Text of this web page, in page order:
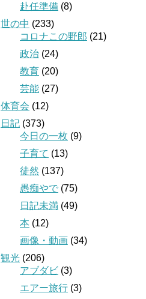
赴任準備 (8)
世の中 (233)
コロナこの野郎 (21)
政治 (24)
教育 (20)
芸能 (27)
体育会 (12)
日記 (373)
今日の一枚 (9)
子育て (13)
徒然 (137)
愚痴やで (75)
日記未満 (49)
本 (12)
画像・動画 (34)
観光 (206)
アブダビ (3)
エアー旅行 (3)